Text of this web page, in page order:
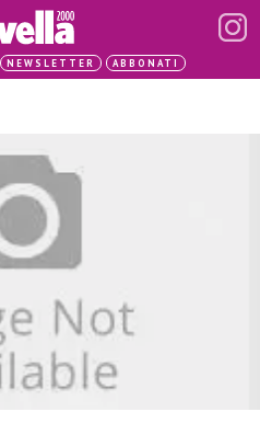
NEWSLETTER ABBONATI